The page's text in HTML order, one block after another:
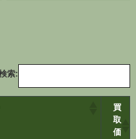
取
価
格